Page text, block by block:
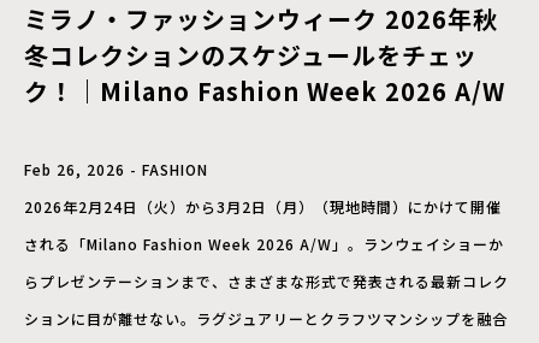
ミラノ・ファッションウィーク 2026年秋
冬コレクションのスケジュールをチェッ
ク！｜Milano Fashion Week 2026 A/W
Feb 26, 2026 - FASHION
2026年2月24日（火）から3月2日（月）（現地時間）にかけて開催
される「Milano Fashion Week 2026 A/W」。ランウェイショーか
らプレゼンテーションまで、さまざまな形式で発表される最新コレク
ションに目が離せない。ラグジュアリーとクラフツマンシップを融合